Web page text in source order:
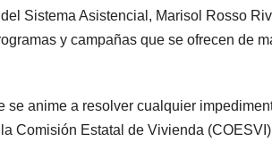
Sistema Asistencial, Marisol Rosso
y campañas que se ofrecen de
se anime a resolver cualquier
Comisión Estatal de Vivienda